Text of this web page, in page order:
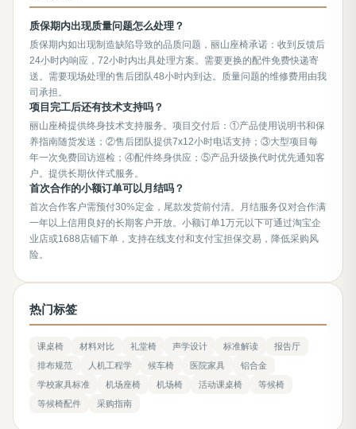
质保期内出现质量问题怎么处理？
质保期内如出现制造缺陷导致的品质问题，丽山座椅承诺：收到反馈后
24小时内响应，72小时内出具处理方案。需要更换的配件免费快递寄
送。需要现场处理的售后团队48小时内到达。质量问题的维修费用由我
司承担。
项目完工后还有技术支持吗？
丽山座椅提供终身技术支持服务。项目交付后：①产品使用说明书和保
养指南随货发送；②售后团队提供7x12小时电话支持；③大型项目每
年一次免费回访巡检；④配件终身供应；⑤产品升级换代时优先通知客
户。提供长期伙伴式服务。
首次合作的小额订单可以月结吗？
首次合作客户需预付30%定金，尾款发货前付清。月结服务仅对合作满
一年以上信用良好的长期客户开放。小额订单1万元以下可通过淘宝企
业店或1688店铺下单，支持在线支付和支付宝担保交易，降低采购风
险。
热门标签
课桌椅 材料对比 礼堂椅 声学设计 标准解读
报告厅
排布规范
人机工程学 候车椅 医院家具
铝合金
学校家具标准
机场座椅 机场椅 活动课桌椅
等候椅
等候椅配件
采购指南